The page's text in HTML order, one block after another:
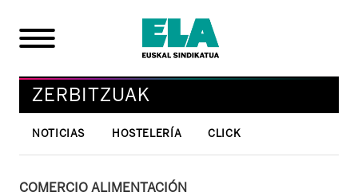
ZERBITZUAK
NOTICIAS HOSTELERÍA CLICK
COMERCIO ALIMENTACIÓN